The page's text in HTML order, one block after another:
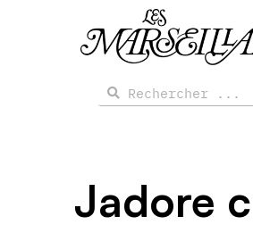
Rechercher
Rechercher
Jadore